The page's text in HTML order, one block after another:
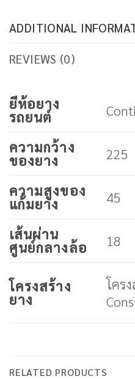
ADDITIONAL
REVIEWS (0)
ยีห้อยาง
รถยนต์
ความกว้าง
ของยาง 225
ความสูงของ
แก้มยาง 45
เส้นผ่าน
ศูนย์กลางล้อ 18
โครงสร้าง
ยาง
โคร
RELATED PRODUCTS